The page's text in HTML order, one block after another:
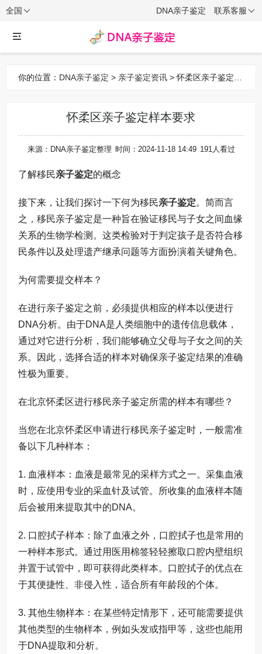
全国 DNA亲子鉴定 联系客服
你的位置： DNA亲子鉴定 > 亲子鉴定资讯 > 怀柔区亲子鉴定样
怀柔区亲子鉴定样本要求
来源：DNA亲子鉴定整理 时间：2024-11-18 14:49 191人看过
了解移民亲子鉴定的概念
接下来，让我们探讨一下何为移民亲子鉴定。简而言
之，移民亲子鉴定是一种旨在验证移民与子女之间血缘
关系的生物学检测。这类检验对于判定孩子是否符合移
民条件以及处理遗产继承问题等方面扮演着关键角色。
为何需要提交样本？
在进行亲子鉴定之前，必须提供相应的样本以便进行
DNA分析。由于DNA是人类细胞中的遗传信息载体，
通过对它进行分析，我们能够确立父母与子女之间的关
系。因此，选择合适的样本对确保亲子鉴定结果的准确
性极为重要。
在北京怀柔区进行移民亲子鉴定所需的样本有哪些？
当您在北京怀柔区申请进行移民亲子鉴定时，一般需准
备以下几种样本：
1. 血液样本：血液是最常见的采样方式之一。采集血液
时，应使用专业的采血针及试管。所收集的血液样本随
后会被用来提取其中的DNA。
2. 口腔拭子样本：除了血液之外，口腔拭子也是常用的
一种样本形式。通过用医用棉签轻轻擦取口腔内壁组织
并置于试管中，即可获得此类样本。口腔拭子的优点在
于其便捷性、非侵入性，适合所有年龄段的个体。
3. 其他生物样本：在某些特定情形下，还可能需要提供
其他类型的生物样本，例如头发或指甲等，这些也能用
于DNA提取和分析。